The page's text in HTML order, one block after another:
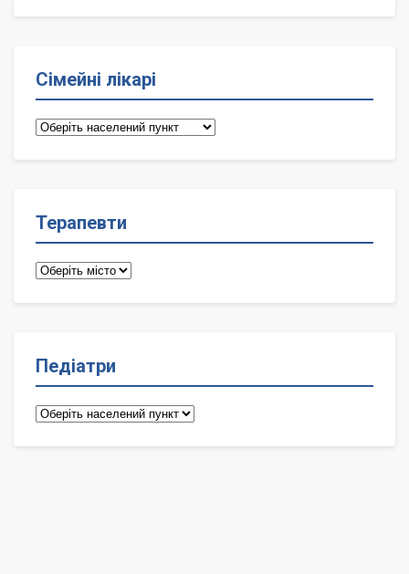
Сімейні лікарі
Сімейні
Терапевти
Терапевти
Педіатри
Педіатри